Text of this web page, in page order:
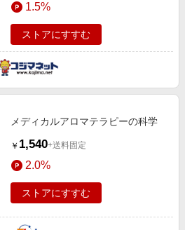
1.5%
ストアにすすむ
メディカルアロマテラピーの科学
￥ 1,540+送料固定
2.0%
ストアにすすむ